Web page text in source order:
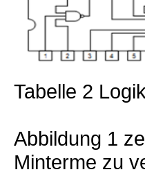
Tabelle 2
Abbildung 1
Minterme zu